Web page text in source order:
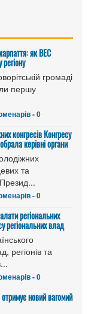
як ВЕС
громаді
першу
- 0
конгресів Конгресу
керівні органи
та
- 0
регіональних
регіональних влад
регіонів та
- 0
новий вагомий